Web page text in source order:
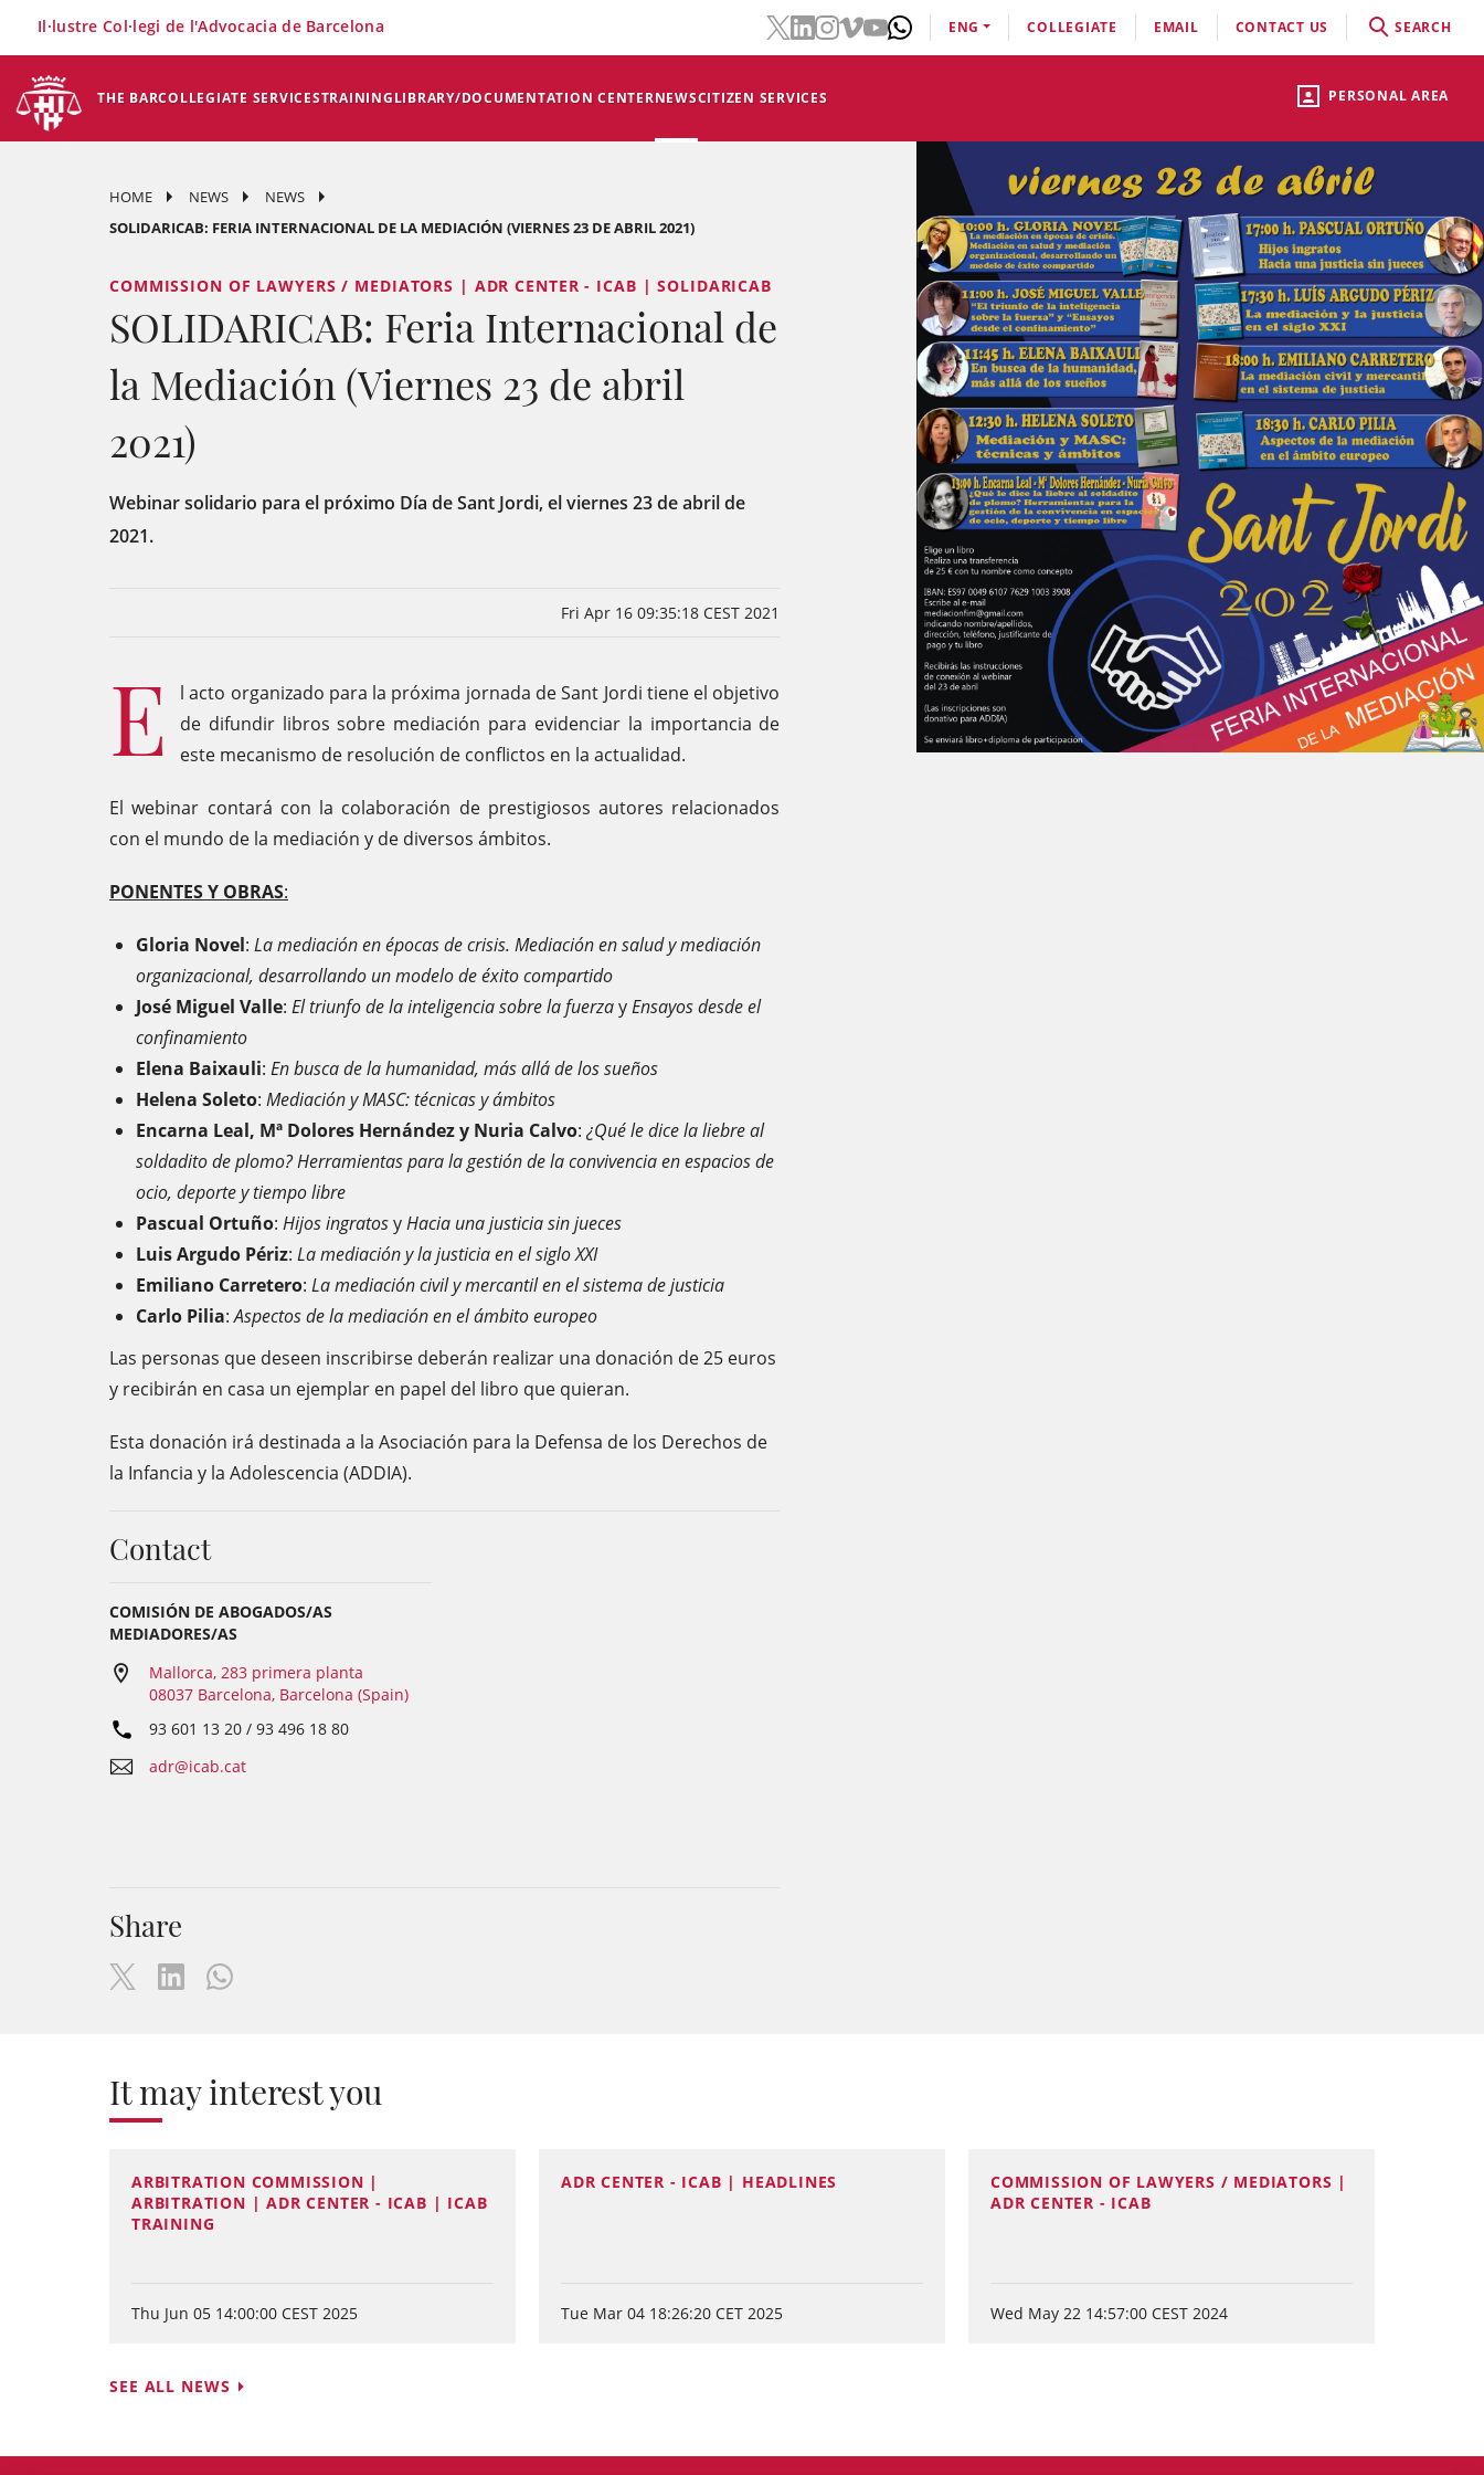
PERSONAL AREA
THE BARCOLLEGIATE SERVICESTRAININGLIBRARY/DOCUMENTATION CENTERNEWSCITIZEN SERVICES
Il·lustre Col·legi de l'Advocacia de Barcelona ENG COLLEGIATE EMAIL CONTACT US SEARCH
HOME NEWS
NEWS
SOLIDARICAB: FERIA INTERNACIONAL DE LA MEDIACIÓN (VIERNES 23 DE ABRIL 2021)
COMMISSION OF LAWYERS / MEDIATORS | ADR CENTER - ICAB | SOLIDARICAB
SOLIDARICAB: Feria Internacional de
la Mediación (Viernes 23 de abril
2021)
Webinar solidario para el próximo Día de Sant Jordi, el viernes 23 de abril de
2021.
Fri Apr 16 09:35:18 CEST 2021
E
l acto organizado para la próxima jornada de Sant Jordi tiene el objetivo
de difundir libros sobre mediación para evidenciar la importancia de
este mecanismo de resolución de conflictos en la actualidad.
El webinar contará con la colaboración de prestigiosos autores relacionados
con el mundo de la mediación y de diversos ámbitos.
PONENTES Y OBRAS:
Gloria Novel: La mediación en épocas de crisis. Mediación en salud y mediación
organizacional, desarrollando un modelo de éxito compartido
José Miguel Valle: El triunfo de la inteligencia sobre la fuerzayEnsayos desde el
confinamiento
Elena Baixauli: En busca de la humanidad, más allá de los sueños
Helena Soleto: Mediación y MASC: técnicas y ámbitos
Encarna Leal, Mª Dolores Hernández y Nuria Calvo: ¿Qué le dice la liebre al
soldadito de plomo? Herramientas para la gestión de la convivencia en espacios de
ocio, deporte y tiempo libre
Pascual Ortuño: Hijos ingratosyHacia una justicia sin jueces
Luis Argudo Périz: La mediación y la justicia en el siglo XXI
Emiliano Carretero: La mediación civil y mercantil en el sistema de justicia
Carlo Pilia:Aspectos de la mediación en el ámbito europeo
Las personas que deseen inscribirse deberán realizar una donación de 25 euros
y recibirán en casa un ejemplar en papel del libro que quieran.
Esta donación irá destinada a la Asociación para la Defensa de los Derechos de
la Infancia y la Adolescencia (ADDIA).
Contact
COMISIÓN DE ABOGADOS/AS
MEDIADORES/AS
Mallorca, 283 primera planta
08037 Barcelona, Barcelona (Spain)
93 601 13 20 / 93 496 18 80
adr@icab.cat
Share
It may interest you
ARBITRATION COMMISSION |
ARBITRATION | ADR CENTER - ICAB | ICAB
TRAINING
Thu Jun 05 14:00:00 CEST 2025
ADR CENTER - ICAB | HEADLINES
Tue Mar 04 18:26:20 CET 2025
COMMISSION OF LAWYERS / MEDIATORS |
ADR CENTER - ICAB
Wed May 22 14:57:00 CEST 2024
SEE ALL NEWS